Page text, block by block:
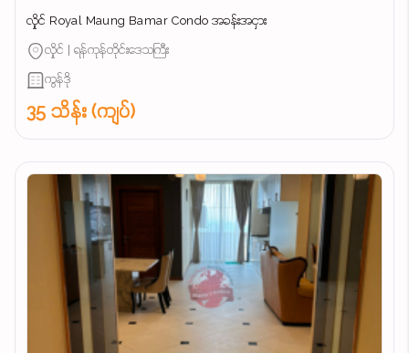
လှိုင် Royal Maung Bamar Condo အခန်းအငှား
လှိုင် | ရန်ကုန်တိုင်းဒေသကြီး
ကွန်ဒို
35 သိန်း (ကျပ်)